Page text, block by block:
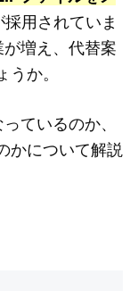
採用されていま
増え、代替案
か。
ているのか、
かについて解説